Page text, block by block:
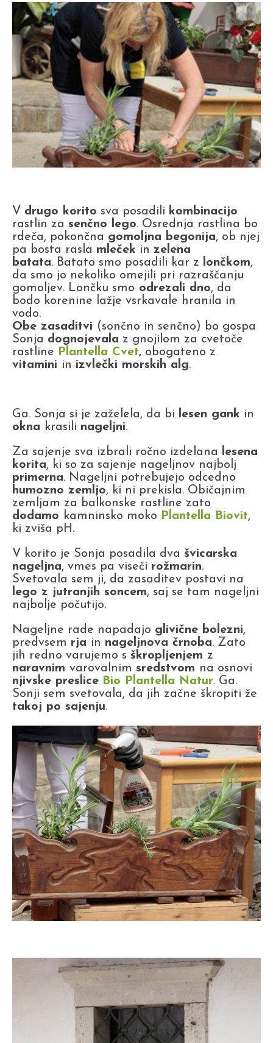
V drugo korito sva posadili kombinacijo
rastlin za senčno lego. Osrednja rastlina bo
rdeča, pokončna gomoljna begonija, ob njej
pa bosta rasla mleček in zelena
batata. Batato smo posadili kar z lončkom,
da smo jo nekoliko omejili pri razraščanju
gomoljev. Lončku smo odrezali dno, da
bodo korenine lažje vsrkavale hranila in
vodo.
Obe zasaditvi (sončno in senčno) bo gospa
Sonja dognojevala z gnojilom za cvetoče
rastline Plantella Cvet, obogateno z
vitamini in izvlečki morskih alg.
Ga. Sonja si je zaželela, da bi lesen gank in
okna krasili nageljni.
Za sajenje sva izbrali ročno izdelana
lesena
korita, ki so za sajenje nageljnov najbolj
primerna. Nageljni potrebujejo odcedno
humozno zemljo, ki ni prekisla. Običajnim
zemljam za balkonske rastline zato
dodamo kamninsko moko Plantella Biovit,
ki zviša pH.
V korito je Sonja posadila dva švicarska
nageljna, vmes pa viseči rožmarin.
Svetovala sem ji, da zasaditev postavi na
lego z jutranjih soncem, saj se tam nageljni
najbolje počutijo.
Nageljne rade napadajo glivične bolezni,
predvsem rja in nageljnova črnoba. Zato
jih redno varujemo s škropljenjem z
naravnim varovalnim sredstvom na osnovi
njivske preslice Bio Plantella Natur. Ga.
Sonji sem svetovala, da jih začne škropiti že
takoj po sajenju.